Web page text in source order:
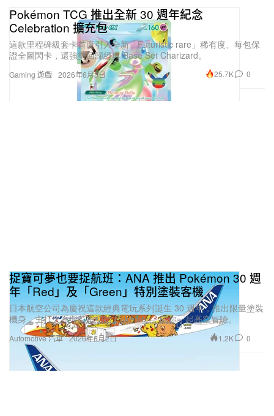
Gaming 遊戲
Pokémon TCG 推出全新 30 週年紀念
Celebration 擴充包
這款里程碑級套卡首度引入全新「Futuristic rare」稀有度、每包保
證全圖閃卡，還強勢回歸經典 Base Set Charizard。
2026年6月3日 25.7K 0
Automotive 汽車
捉寶可夢也要捉航班：ANA 推出 Pokémon 30 週
年「Red」及「Green」特別塗裝客機
日本航空公司為慶祝這款經典電玩系列誕生 30 週年，推出限量塗裝
機身，主打火系與草系初始 Pokémon，陪你一起高空冒險。
2026年6月2日 1.2K 0